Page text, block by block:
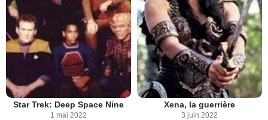
Star Trek: Deep Space Nine
1 mai 2022
Xena, la guerrière
3 juin 2022